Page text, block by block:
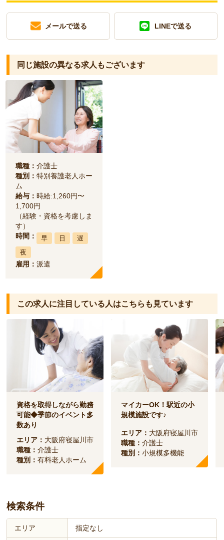
メールで送る LINEで送る
同じ施設の異なる求人もございます
職種： 介護士
種別： 特別養護老人ホー
ム
給与： 時給:1,260円〜
1,700円
（経験・資格を考慮しま
す）
時間：
早 日
遅
夜
雇用： 派遣
この求人に注目している人はこちらも見ています
資格を取得しながら勤務
可能◆季節のイベント多
数あり
エリア： 大阪府寝屋川市
職種：介護士
種別：有料老人ホーム
マイカーOK！駅近の小
規模施設です♪
エリア： 大阪府寝屋川市
職種：介護士
種別：小規模多機能
検索条件
エリア 指定なし